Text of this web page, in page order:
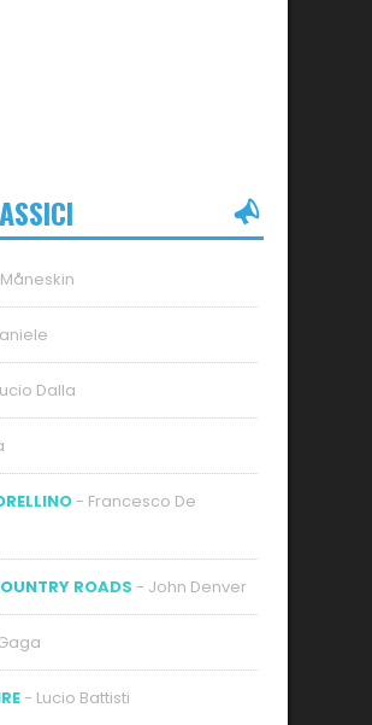
Dalla
- Francesco De
ROADS - John Denver
- Lucio Battisti